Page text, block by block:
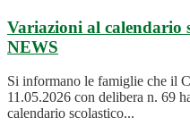
Variazioni al calendario
NEWS
Si informano le famiglie che il
11.05.2026 con delibera n. 69
calendario scolastico...